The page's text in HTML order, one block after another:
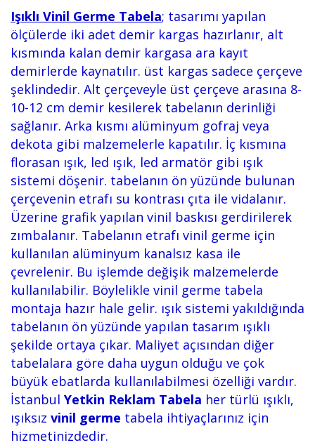
Işıklı Vinil Germe Tabela; tasarımı yapılan
ölçülerde iki adet demir kargas hazırlanır, alt
kısmında kalan demir kargasa ara kayıt
demirlerde kaynatılır. üst kargas sadece çerçeve
şeklindedir. Alt çerçeveyle üst çerçeve arasına 8-
10-12 cm demir kesilerek tabelanın derinliği
sağlanır. Arka kısmı alüminyum gofraj veya
dekota gibi malzemelerle kapatılır. İç kısmına
florasan ışık, led ışık, led armatör gibi ışık
sistemi döşenir. tabelanın ön yüzünde bulunan
çerçevenin etrafı su kontrası çıta ile vidalanır.
Üzerine grafik yapılan vinil baskısı gerdirilerek
zımbalanır. Tabelanın etrafı vinil germe için
kullanılan alüminyum kanalsız kasa ile
çevrelenir. Bu işlemde değişik malzemelerde
kullanılabilir. Böylelikle vinil germe tabela
montaja hazır hale gelir. ışık sistemi yakıldığında
tabelanın ön yüzünde yapılan tasarım ışıklı
şekilde ortaya çıkar. Maliyet açısından diğer
tabelalara göre daha uygun olduğu ve çok
büyük ebatlarda kullanılabilmesi özelliği vardır.
İstanbul Yetkin Reklam Tabela her türlü ışıklı,
ışıksız vinil germe tabela ihtiyaçlarınız için
hizmetinizdedir.